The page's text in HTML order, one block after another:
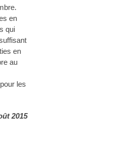
en
qui
en
au
les
2015